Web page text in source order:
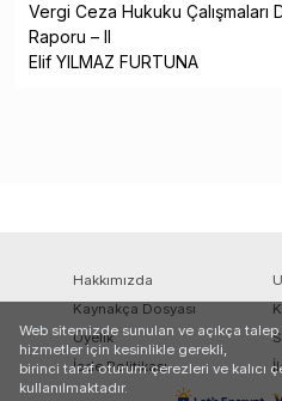
Vergi Ceza Hukuku Çalışmaları
Raporu – II
Elif YILMAZ FURTUNA
Hakkımızda
Kaynakça Dosyası
Üyelik
İade Politikası
Web sitemizde sunulan ve açıkça
hizmetler için kesinlikle gerekli,
birinci taraf oturum çerezleri ve kalıcı
kullanılmaktadır.